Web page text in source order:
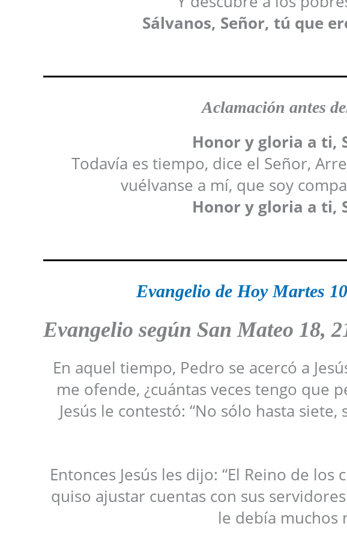
Sálvanos, Señor, tú que
Aclamación antes
Honor y gloria a ti,
Todavía es tiempo, dice el Señor,
vuélvanse a mí, que soy
Honor y gloria a ti,
Evangelio de Hoy Martes
Evangelio según San Mateo 18,
En aquel tiempo, Pedro se acercó a
me ofende, ¿cuántas veces tengo que
Jesús le contestó: “No sólo hasta
Entonces Jesús les dijo: “El Reino de
quiso ajustar cuentas con sus
le debía muchos